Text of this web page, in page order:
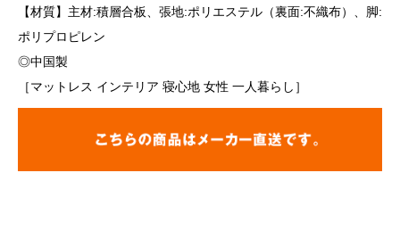
【材質】主材:積層合板、張地:ポリエステル（裏面:不織布）、脚:
ポリプロピレン
◎中国製
［マットレス インテリア 寝心地 女性 一人暮らし］